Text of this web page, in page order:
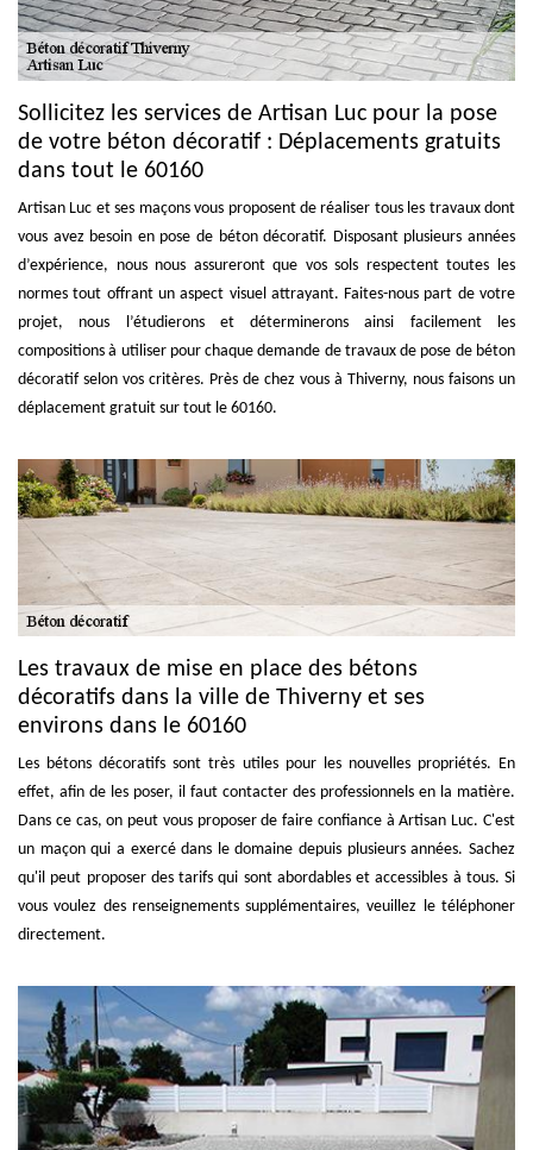
Sollicitez les services de Artisan Luc pour la pose
de votre béton décoratif : Déplacements gratuits
dans tout le 60160
Artisan Luc et ses maçons vous proposent de réaliser tous les travaux dont
vous avez besoin en pose de béton décoratif. Disposant plusieurs années
d’expérience, nous nous assureront que vos sols respectent toutes les
normes tout offrant un aspect visuel attrayant. Faites-nous part de votre
projet, nous l’étudierons et déterminerons ainsi facilement les
compositions à utiliser pour chaque demande de travaux de pose de béton
décoratif selon vos critères. Près de chez vous à Thiverny, nous faisons un
déplacement gratuit sur tout le 60160.
Les travaux de mise en place des bétons
décoratifs dans la ville de Thiverny et ses
environs dans le 60160
Les bétons décoratifs sont très utiles pour les nouvelles propriétés. En
effet, afin de les poser, il faut contacter des professionnels en la matière.
Dans ce cas, on peut vous proposer de faire confiance à Artisan Luc. C'est
un maçon qui a exercé dans le domaine depuis plusieurs années. Sachez
qu'il peut proposer des tarifs qui sont abordables et accessibles à tous. Si
vous voulez des renseignements supplémentaires, veuillez le téléphoner
directement.